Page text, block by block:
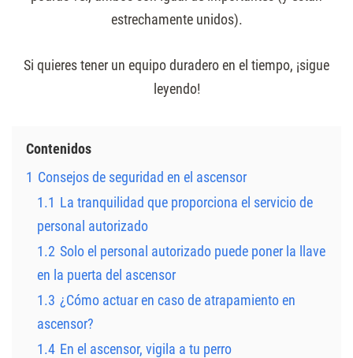
estrechamente unidos).
Si quieres tener un equipo duradero en el tiempo, ¡sigue
leyendo!
Contenidos
1 Consejos de seguridad en el ascensor
1.1 La tranquilidad que proporciona el servicio de
personal autorizado
1.2 Solo el personal autorizado puede poner la llave
en la puerta del ascensor
1.3 ¿Cómo actuar en caso de atrapamiento en
ascensor?
1.4 En el ascensor, vigila a tu perro